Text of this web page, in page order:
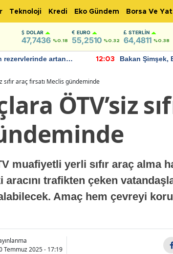
Teknoloji Kredi Eko Gündem Borsa Ve
DOLAR
47,7436 %0.18
EURO
55,2510 %0.32
STERLIN
64,4811 %0.38
rezervlerinde artan
12:03
Bakan Şimşek,
sıfır araç fırsatı Meclis gündeminde
ÖTV’siz
muafiyetli yerli sıfır araç alma
aracını trafikten çeken
Amaç hem çevreyi
Temmuz 2025 - 17:19